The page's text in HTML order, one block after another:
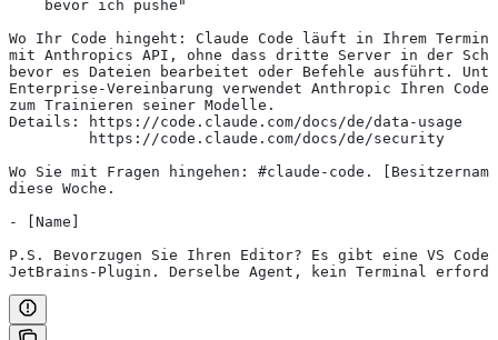
    bevor ich pushe"
Wo Ihr Code hingeht: Claude Code läuft in Ihrem
mit Anthropics API, ohne dass dritte Server in der
bevor es Dateien bearbeitet oder Befehle ausführt.
Enterprise-Vereinbarung verwendet Anthropic Ihren
zum Trainieren seiner Modelle.
Details: https://code.claude.com/docs/de/data-usage
         https://code.claude.com/docs/de/security
Wo Sie mit Fragen hingehen: #claude-code.
diese Woche.
- [Name]
P.S. Bevorzugen Sie Ihren Editor? Es gibt eine VS
JetBrains-Plugin. Derselbe Agent, kein Terminal